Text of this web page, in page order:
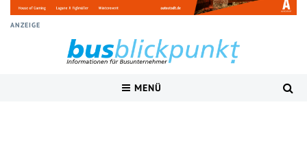
ANZEIGE
MENÜ